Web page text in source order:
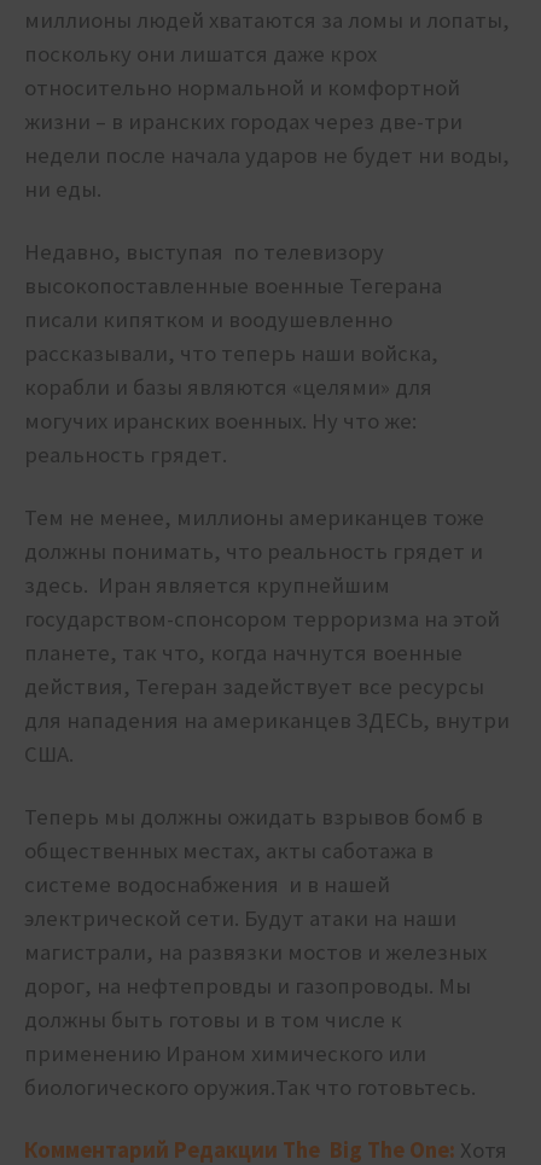
миллионы людей хватаются за ломы и лопаты,
поскольку они лишатся даже крох
относительно нормальной и комфортной
жизни – в иранских городах через две-три
недели после начала ударов не будет ни воды,
ни еды.
Недавно, выступая по телевизору
высокопоставленные военные Тегерана
писали кипятком и воодушевленно
рассказывали, что теперь наши войска,
корабли и базы являются «целями» для
могучих иранских военных. Ну что же:
реальность грядет.
Тем не менее, миллионы американцев тоже
должны понимать, что реальность грядет и
здесь. Иран является крупнейшим
государством-спонсором терроризма на этой
планете, так что, когда начнутся военные
действия, Тегеран задействует все ресурсы
для нападения на американцев ЗДЕСЬ, внутри
США.
Теперь мы должны ожидать взрывов бомб в
общественных местах, акты саботажа в
системе водоснабжения и в нашей
электрической сети. Будут атаки на наши
магистрали, на развязки мостов и железных
дорог, на нефтепровды и газопроводы. Мы
должны быть готовы и в том числе к
применению Ираном химического или
биологического оружия.Так что готовьтесь.
Комментарий Редакции The Big The One: Хотя